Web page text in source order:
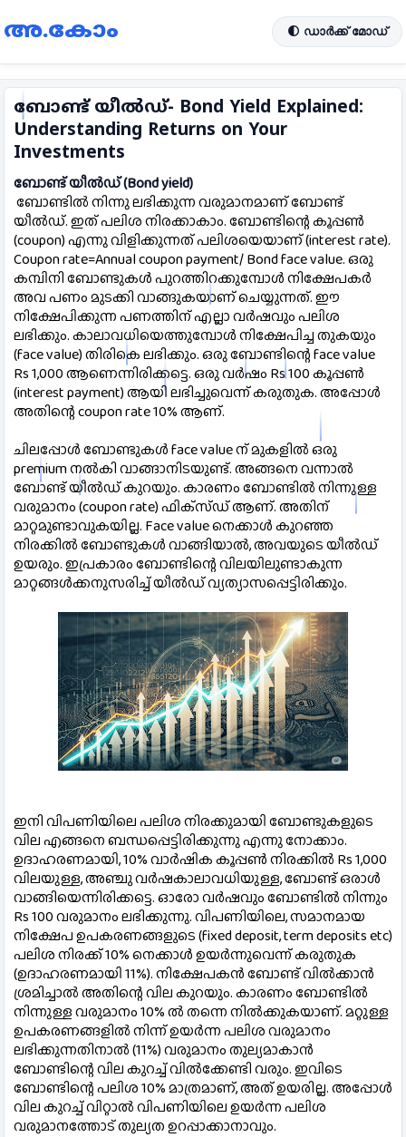
അ.കോം 🌓 ഡാർക്ക് മോഡ്
ബോണ്ട് യീല്‍ഡ്- Bond Yield Explained:
Understanding Returns on Your
Investments
ബോണ്ട് യീല്‍ഡ് (Bond yield)
ബോണ്ടില്‍ നിന്നു ലഭിക്കുന്ന വരുമാനമാണ് ബോണ്ട്
യീല്‍ഡ്. ഇത് പലിശ നിരക്കാകാം. ബോണ്ടിന്റെ കൂപ്പണ്‍
(coupon) എന്നു വിളിക്കുന്നത് പലിശയെയാണ് (interest rate).
Coupon rate=Annual coupon payment/ Bond face value. ഒരു
കമ്പിനി ബോണ്ടുകള്‍ പുറത്തിറക്കുമ്പോള്‍ നിക്ഷേപകര്‍
അവ പണം മുടക്കി വാങ്ങുകയാണ് ചെയ്യുന്നത്. ഈ
നിക്ഷേപിക്കുന്ന പണത്തിന് എല്ലാ വര്‍ഷവും പലിശ
ലഭിക്കും. കാലാവധിയെത്തുമ്പോള്‍ നിക്ഷേപിച്ച തുകയും
(face value) തിരികെ ലഭിക്കും. ഒരു ബോണ്ടിന്റെ face value
Rs 1,000 ആണെന്നിരിക്കട്ടെ. ഒരു വര്‍ഷം Rs 100 കൂപ്പണ്‍
(interest payment) ആയി ലഭിച്ചുവെന്ന് കരുതുക. അപ്പോള്‍
അതിന്റെ coupon rate 10% ആണ്.
ചിലപ്പോള്‍ ബോണ്ടുകള്‍ face value ന് മുകളില്‍ ഒരു
premium നല്‍കി വാങ്ങാനിടയുണ്ട്. അങ്ങനെ വന്നാല്‍
ബോണ്ട് യീല്‍ഡ് കുറയും. കാരണം ബോണ്ടില്‍ നിന്നുള്ള
വരുമാനം (coupon rate) ഫിക്‌സ്ഡ് ആണ്. അതിന്
മാറ്റമുണ്ടാവുകയില്ല. Face value നെക്കാള്‍ കുറഞ്ഞ
നിരക്കില്‍ ബോണ്ടുകള്‍ വാങ്ങിയാല്‍, അവയുടെ യീല്‍ഡ്
ഉയരും. ഇപ്രകാരം ബോണ്ടിന്റെ വിലയിലുണ്ടാകുന്ന
മാറ്റങ്ങള്‍ക്കനുസരിച്ച് യീല്‍ഡ് വ്യത്യാസപ്പെട്ടിരിക്കും.
ഇനി വിപണിയിലെ പലിശ നിരക്കുമായി ബോണ്ടുകളുടെ
വില എങ്ങനെ ബന്ധപ്പെട്ടിരിക്കുന്നു എന്നു നോക്കാം.
ഉദാഹരണമായി, 10% വാര്‍ഷിക കൂപ്പണ്‍ നിരക്കില്‍ Rs 1,000
വിലയുള്ള, അഞ്ചു വര്‍ഷകാലാവധിയുള്ള, ബോണ്ട് ഒരാള്‍
വാങ്ങിയെന്നിരിക്കട്ടെ. ഓരോ വര്‍ഷവും ബോണ്ടില്‍ നിന്നും
Rs 100 വരുമാനം ലഭിക്കുന്നു. വിപണിയിലെ, സമാനമായ
നിക്ഷേപ ഉപകരണങ്ങളുടെ (fixed deposit, term deposits etc)
പലിശ നിരക്ക് 10% നെക്കാള്‍ ഉയര്‍ന്നുവെന്ന് കരുതുക
(ഉദാഹരണമായി 11%). നിക്ഷേപകന്‍ ബോണ്ട് വില്‍ക്കാന്‍
ശ്രമിച്ചാല്‍ അതിന്റെ വില കുറയും. കാരണം ബോണ്ടില്‍
നിന്നുള്ള വരുമാനം 10% ല്‍ തന്നെ നില്‍ക്കുകയാണ്. മറ്റുള്ള
ഉപകരണങ്ങളില്‍ നിന്ന് ഉയര്‍ന്ന പലിശ വരുമാനം
ലഭിക്കുന്നതിനാല്‍ (11%) വരുമാനം തുല്യമാകാന്‍
ബോണ്ടിന്റെ വില കുറച്ച് വില്‍ക്കേണ്ടി വരും. ഇവിടെ
ബോണ്ടിന്റെ പലിശ 10% മാത്രമാണ്, അത് ഉയരില്ല. അപ്പോള്‍
വില കുറച്ച് വിറ്റാല്‍ വിപണിയിലെ ഉയര്‍ന്ന പലിശ
വരുമാനത്തോട് തുല്യത ഉറപ്പാക്കാനാവും.